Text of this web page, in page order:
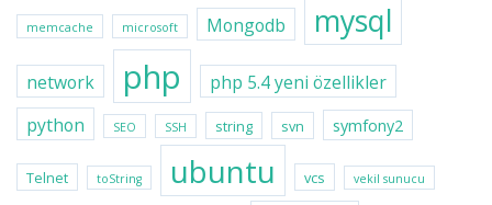
memcache microsoft Mongodb mysql
network php
php 5.4 yeni özellikler
python
SEO SSH string svn symfony2
Telnet toString ubuntu vcs vekil sunucu